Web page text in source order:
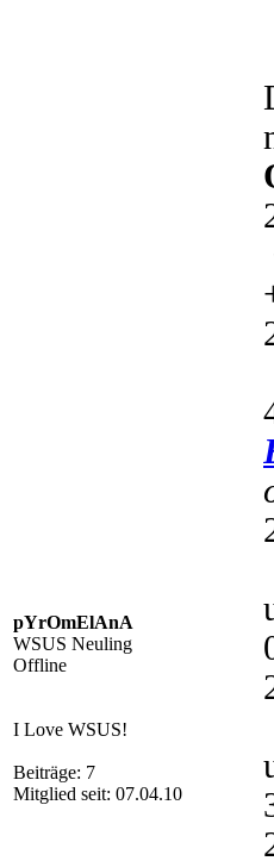
pYrOmElAnA
WSUS Neuling
Offline
I Love WSUS!
Beiträge: 7
Mitglied seit: 07.04.10